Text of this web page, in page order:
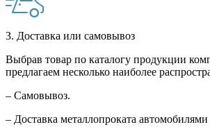
3. Доставка или самовывоз
Выбрав товар по каталогу продукции
предлагаем несколько наиболее
– Самовывоз.
– Доставка металлопроката